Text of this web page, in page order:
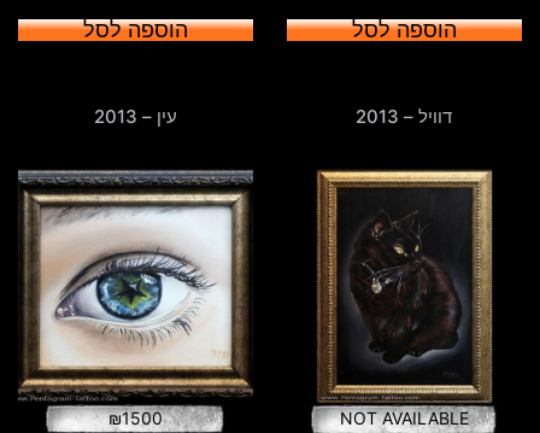
הוספה לסל הוספה לסל
דוויל – 2013
NOT AVAILABLE
עין – 2013
₪1500